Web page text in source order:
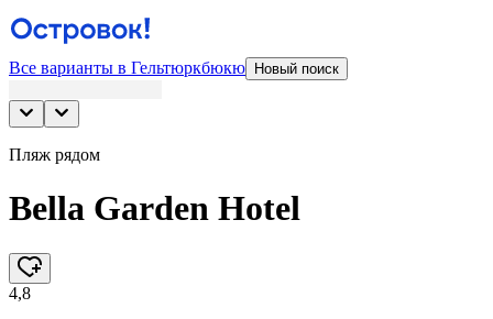
Все варианты в Гельтюркбюкю Новый поиск
Пляж рядом
Bella Garden Hotel
4,8